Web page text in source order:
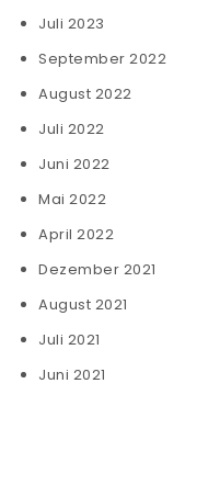
Juli 2023
September 2022
August 2022
Juli 2022
Juni 2022
Mai 2022
April 2022
Dezember 2021
August 2021
Juli 2021
Juni 2021